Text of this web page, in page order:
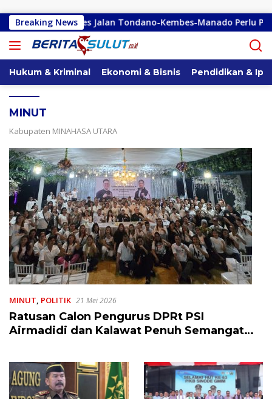
Breaking News
Akses Jalan Tondano-Kembes-Manado Perlu Perhatian
Hukum & Kriminal Ekonomi & Bisnis Pendidikan &
MINUT
Kabupaten MINAHASA UTARA
MINUT, POLITIK 21 Mei 2026
Ratusan Calon Pengurus DPRt PSI
Airmadidi dan Kalawat Penuh Semangat